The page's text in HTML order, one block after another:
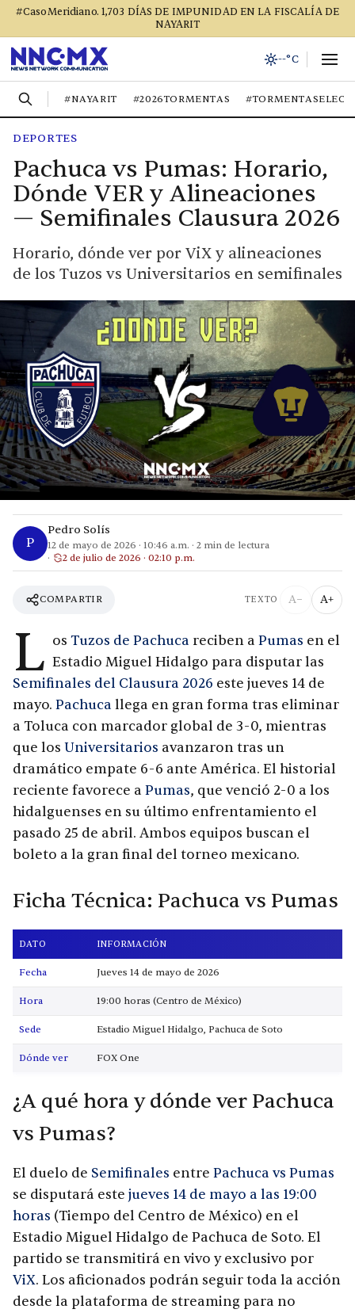
#CasoMeridiano. 1,703 DÍAS DE IMPUNIDAD EN LA FISCALÍA DE
NAYARIT
--°C
#NAYARIT #2026TORMENTAS
DEPORTES
Pachuca vs Pumas: Horario,
Dónde VER y Alineaciones
— Semifinales Clausura 2026
Horario, dónde ver por ViX y alineaciones
de los Tuzos vs Universitarios en semifinales
P
Pedro Solís
12 de mayo de 2026 · 10:46 a.m. · 2 min de lectura
2 de julio de 2026 · 02:10 p.m.
COMPARTIR TEXTO A− A+
L os Tuzos de Pachuca reciben a Pumas en el
Estadio Miguel Hidalgo para disputar las
Semifinales del Clausura 2026 este jueves 14 de
mayo. Pachuca llega en gran forma tras eliminar
a Toluca con marcador global de 3-0, mientras
que los Universitarios avanzaron tras un
dramático empate 6-6 ante América. El historial
reciente favorece a Pumas, que venció 2-0 a los
hidalguenses en su último enfrentamiento el
pasado 25 de abril. Ambos equipos buscan el
boleto a la gran final del torneo mexicano.
Ficha Técnica: Pachuca vs Pumas
DATO INFORMACIÓN
Fecha Jueves 14 de mayo de 2026
Hora 19:00 horas (Centro de México)
Sede Estadio Miguel Hidalgo, Pachuca de Soto
Dónde ver FOX One
¿A qué hora y dónde ver Pachuca
vs Pumas?
El duelo de Semifinales entre Pachuca vs Pumas
se disputará este jueves 14 de mayo a las 19:00
horas (Tiempo del Centro de México) en el
Estadio Miguel Hidalgo de Pachuca de Soto. El
partido se transmitirá en vivo y exclusivo por
ViX. Los aficionados podrán seguir toda la acción
desde la plataforma de streaming para no